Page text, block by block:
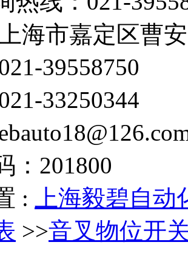
海市嘉定区曹
39558750
33250344
：201800
:
上海毅碧自
>>音叉物位开